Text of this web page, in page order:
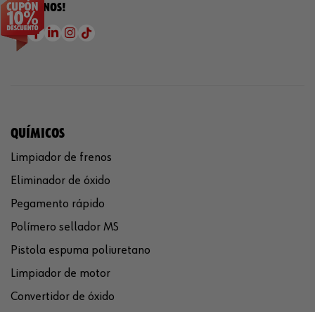
¡SÍGUENOS!
QUÍMICOS
Limpiador de frenos
Eliminador de óxido
Pegamento rápido
Polímero sellador MS
Pistola espuma poliuretano
Limpiador de motor
Convertidor de óxido